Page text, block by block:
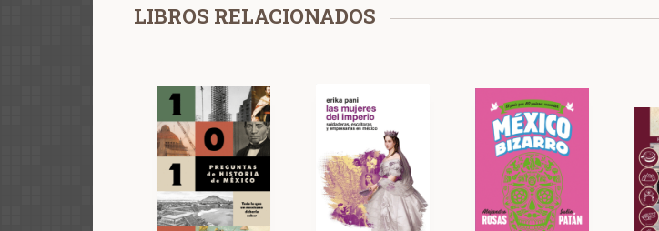
LIBROS RELACIONADOS